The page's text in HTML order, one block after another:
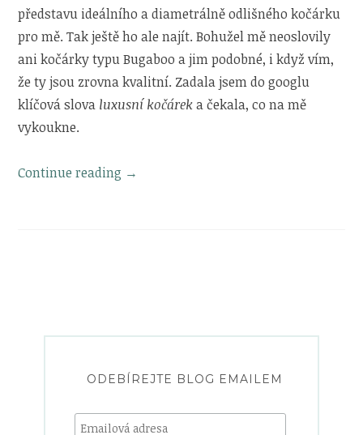
představu ideálního a diametrálně odlišného kočárku
pro mě. Tak ještě ho ale najít. Bohužel mě neoslovily
ani kočárky typu Bugaboo a jim podobné, i když vím,
že ty jsou zrovna kvalitní. Zadala jsem do googlu
klíčová slova luxusní kočáreka čekala, co na mě
vykoukne.
Continue reading „Na
→
ODEBÍREJTE BLOG EMAILEM